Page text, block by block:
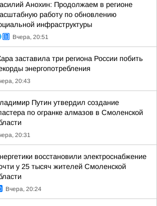
Анохин: Продолжаем в регионе
работу по обновлению
инфраструктуры
Вчера, 20:51
заставила три региона России побить
энергопотребления
20:43
Путин утвердил создание
по огранке алмазов в Смоленской
20:31
восстановили электроснабжение
у 25 тысяч жителей Смоленской
Вчера, 20:24